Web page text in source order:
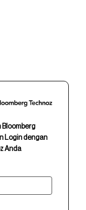
Bloomberg
Login dengan
Anda